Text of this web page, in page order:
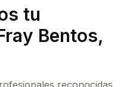
tu
Bentos,
reconocidas